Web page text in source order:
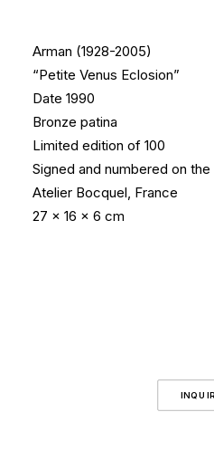
Arman (1928-2005)
“Petite Venus Eclosion”
Date 1990
Bronze patina
Limited edition of 100
Signed and numbered on the
Atelier Bocquel, France
27 x 16 x 6 cm